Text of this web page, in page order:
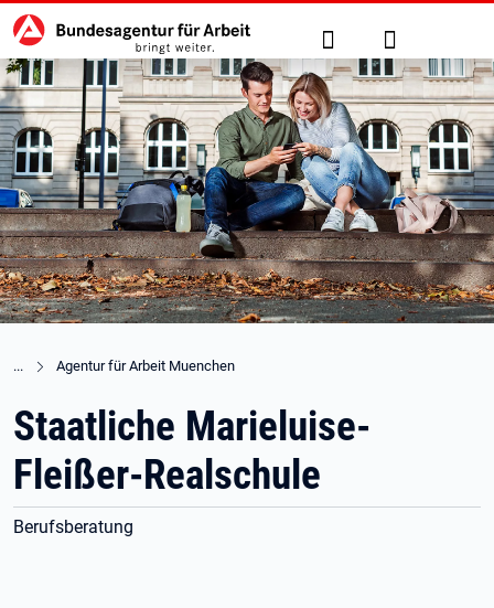
zu den Hauptinhalten springen
Hauptnavigation Suche Anmelden
Agentur für Arbeit Muenchen
Staatliche Marieluise-
Fleißer-Realschule
Berufsberatung